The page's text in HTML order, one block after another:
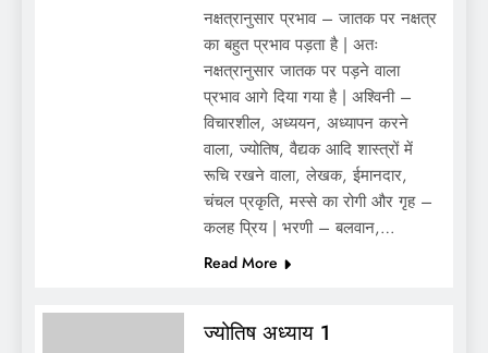
नक्षत्रानुसार प्रभाव – जातक पर नक्षत्र
का बहुत प्रभाव पड़ता है | अतः
नक्षत्रानुसार जातक पर पड़ने वाला
प्रभाव आगे दिया गया है | अश्विनी –
विचारशील, अध्ययन, अध्यापन करने
वाला, ज्योतिष, वैद्यक आदि शास्त्रों में
रूचि रखने वाला, लेखक, ईमानदार,
चंचल प्रकृति, मस्से का रोगी और गृह –
कलह प्रिय | भरणी – बलवान,…
Read More
ज्योतिष अध्याय 1